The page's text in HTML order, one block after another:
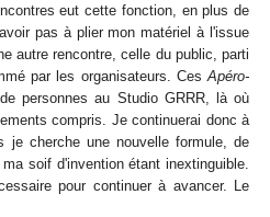
eut cette fonction, en plus de
pas à plier mon matériel à l'issue
autre rencontre, celle du public, parti
par les organisateurs. Ces Apéro-
personnes au Studio GRRR, là où
compris. Je continuerai donc à
je cherche une nouvelle formule, de
soif d'invention étant inextinguible.
pour continuer à avancer. Le